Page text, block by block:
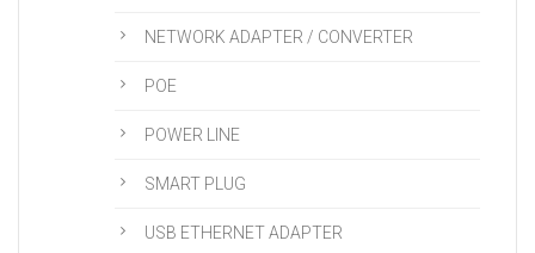
NETWORK ADAPTER / CONVERTER
POE
POWER LINE
SMART PLUG
USB ETHERNET ADAPTER